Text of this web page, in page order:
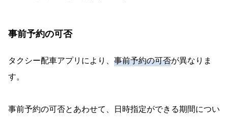
事前予約の可否
タクシー配車アプリにより、 事前予約の可否が異なりま
す。
事前予約の可否とあわせて、日時指定ができる期間につい